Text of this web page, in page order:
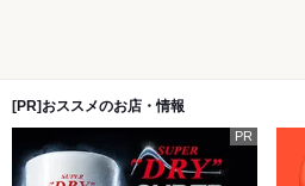
[PR]おススメのお店・情報
PR